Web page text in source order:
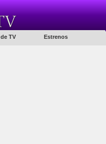
TV Estrenos